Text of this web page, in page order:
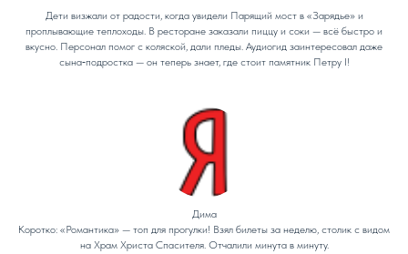
Дети визжали от радости, когда увидели Парящий мост в «Зарядье» и
проплывающие теплоходы. В ресторане заказали пиццу и соки — всё быстро и
вкусно. Персонал помог с коляской, дали пледы. Аудиогид заинтересовал даже
сына‑подростка — он теперь знает, где стоит памятник Петру I!
Дима
Коротко: «Романтика» — топ для прогулки! Взял билеты за неделю, столик с видом
на Храм Христа Спасителя. Отчалили минута в минуту.